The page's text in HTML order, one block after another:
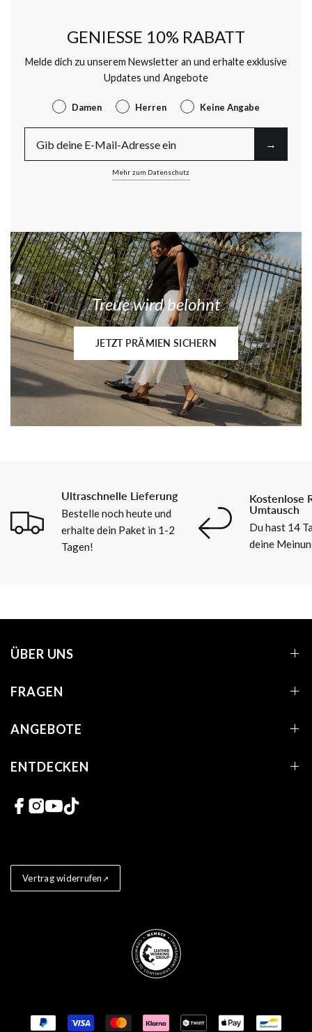
GENIESSE 10% RABATT
Melde dich zu unserem Newsletter an und erhalte exklusive
Updates und Angebote
Gender Damen Herren Keine Angabe
→︎
Mehr zum Datenschutz
Treue wird belohnt
JETZT PRÄMIEN SICHERN
Ultraschnelle Lieferung
Bestelle noch heute und
erhalte dein Paket in 1-2
Tagen!
Kostenlose
Umtausch
Du hast 14
deine
ÜBER UNS
FRAGEN
ANGEBOTE
ENTDECKEN
Links zu sozialen Netzwerken
Vertrag widerrufen
Zahlungsmethoden